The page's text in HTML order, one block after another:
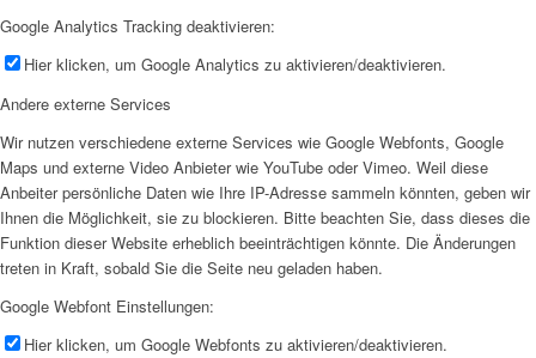
Google Analytics Tracking deaktivieren:
Hier klicken, um Google Analytics zu aktivieren/deaktivieren.
Andere externe Services
Wir nutzen verschiedene externe Services wie Google Webfonts, Google
Maps und externe Video Anbieter wie YouTube oder Vimeo. Weil diese
Anbeiter persönliche Daten wie Ihre IP-Adresse sammeln könnten, geben wir
Ihnen die Möglichkeit, sie zu blockieren. Bitte beachten Sie, dass dieses die
Funktion dieser Website erheblich beeinträchtigen könnte. Die Änderungen
treten in Kraft, sobald Sie die Seite neu geladen haben.
Google Webfont Einstellungen:
Hier klicken, um Google Webfonts zu aktivieren/deaktivieren.